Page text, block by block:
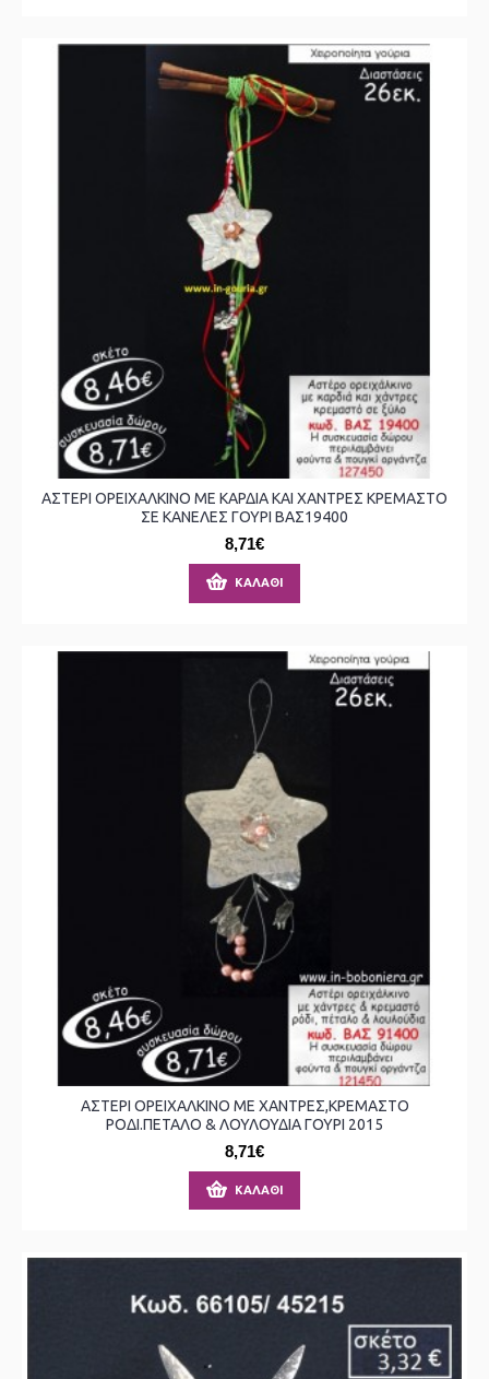
ΑΣΤΕΡΙ ΟΡΕΙΧΑΛΚΙΝΟ ΜΕ ΚΑΡΔΙΑ ΚΑΙ ΧΑΝΤΡΕΣ ΚΡΕΜΑΣΤΟ
ΣΕ ΚΑΝΕΛΕΣ ΓΟΥΡΙ ΒΑΣ19400
8,71€
ΚΑΛΆΘΙ
ΑΣΤΕΡΙ ΟΡΕΙΧΑΛΚΙΝΟ ΜΕ ΧΑΝΤΡΕΣ,ΚΡΕΜΑΣΤΟ
ΡΟΔΙ.ΠΕΤΑΛΟ & ΛΟΥΛΟΥΔΙΑ ΓΟΥΡΙ 2015
8,71€
ΚΑΛΆΘΙ